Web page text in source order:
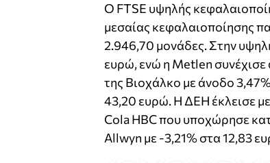
Ο FTSE υψηλής
μεσαίας κεφαλαιοποίησης
2.946,70 μονάδες. Στην
ευρώ, ενώ η Metlen συνέχισε
της Βιοχάλκο με άνοδο
43,20 ευρώ. Η ΔΕΗ έκλεισε
Cola HBC που υποχώρησε
Allwyn με -3,21% στα 12,83